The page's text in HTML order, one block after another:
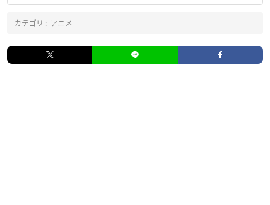
カテゴリ : アニメ